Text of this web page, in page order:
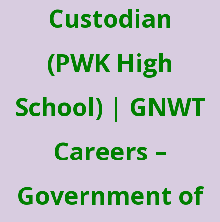
Custodian
(PWK High
School) | GNWT
Careers –
Government of